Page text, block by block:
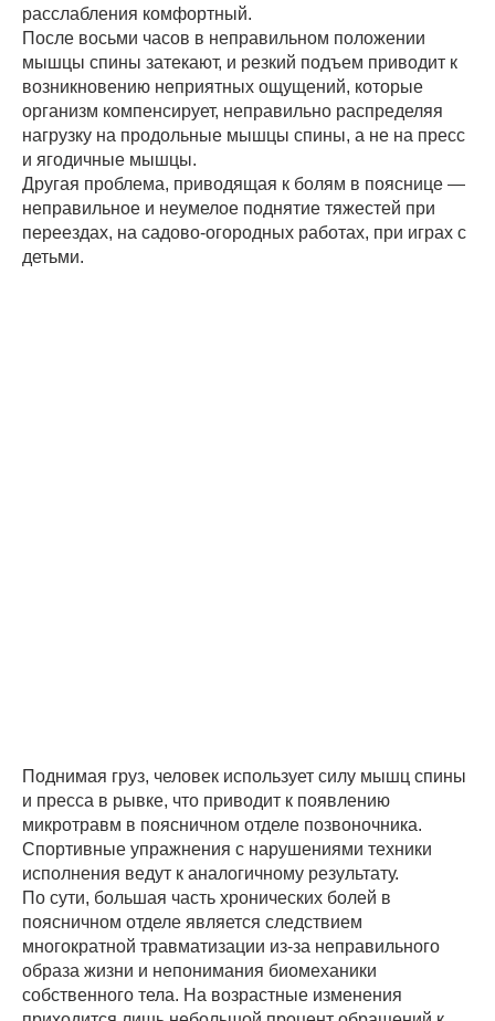
расслабления комфортный.
После восьми часов в неправильном положении
мышцы спины затекают, и резкий подъем приводит к
возникновению неприятных ощущений, которые
организм компенсирует, неправильно распределяя
нагрузку на продольные мышцы спины, а не на пресс
и ягодичные мышцы.
Другая проблема, приводящая к болям в пояснице —
неправильное и неумелое поднятие тяжестей при
переездах, на садово-огородных работах, при играх с
детьми.
Поднимая груз, человек использует силу мышц спины
и пресса в рывке, что приводит к появлению
микротравм в поясничном отделе позвоночника.
Спортивные упражнения с нарушениями техники
исполнения ведут к аналогичному результату.
По сути, большая часть хронических болей в
поясничном отделе является следствием
многократной травматизации из-за неправильного
образа жизни и непонимания биомеханики
собственного тела. На возрастные изменения